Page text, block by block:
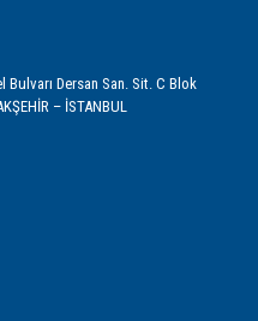
Bulvarı Dersan San. Sit. C Blok
– İSTANBUL